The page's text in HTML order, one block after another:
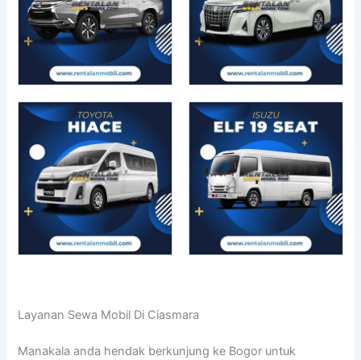
Layanan Sewa Mobil Di Ciasmara
Manakala anda hendak berkunjung ke Bogor untuk